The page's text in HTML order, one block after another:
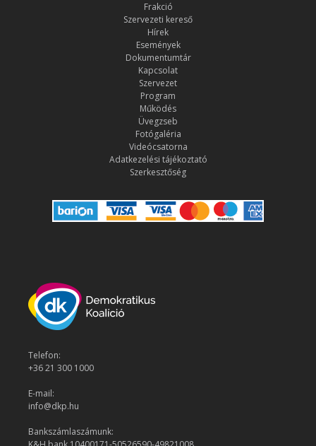
Frakció
Szervezeti kereső
Hírek
Események
Dokumentumtár
Kapcsolat
Szervezet
Program
Működés
Üvegzseb
Fotógaléria
Videócsatorna
Adatkezelési tájékoztató
Szerkesztőség
Telefon:
+36 21 300 1000
E-mail:
info@dkp.hu
Bankszámlaszámunk: